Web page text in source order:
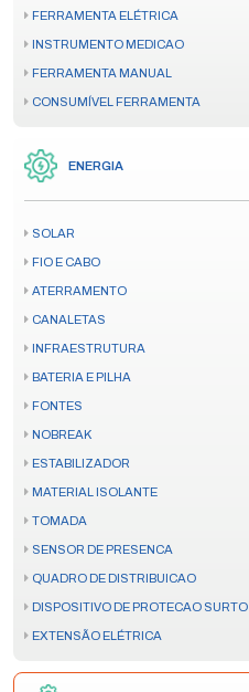
FERRAMENTA ELÉTRICA
INSTRUMENTO MEDICAO
FERRAMENTA MANUAL
CONSUMÍVEL FERRAMENTA
ENERGIA
SOLAR
FIO E CABO
ATERRAMENTO
CANALETAS
INFRAESTRUTURA
BATERIA E PILHA
FONTES
NOBREAK
ESTABILIZADOR
MATERIAL ISOLANTE
TOMADA
SENSOR DE PRESENCA
QUADRO DE DISTRIBUICAO
DISPOSITIVO DE PROTECAO SURTO
EXTENSÃO ELÉTRICA